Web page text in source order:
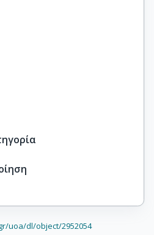
uoa/dl/object/2952054